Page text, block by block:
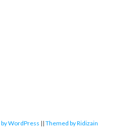
WordPress || Themed by Ridizain